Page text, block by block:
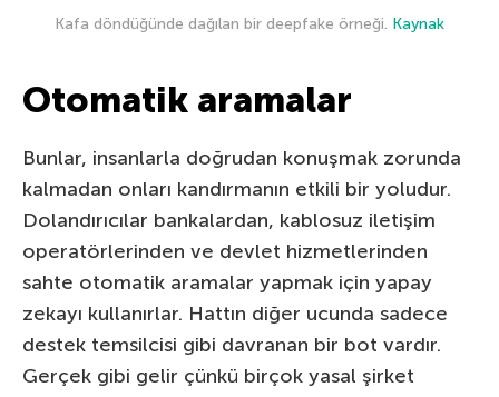
Kafa döndüğünde dağılan bir deepfake örneği. Kaynak
Otomatik aramalar
Bunlar, insanlarla doğrudan konuşmak zorunda
kalmadan onları kandırmanın etkili bir yoludur.
Dolandırıcılar bankalardan, kablosuz iletişim
operatörlerinden ve devlet hizmetlerinden
sahte otomatik aramalar yapmak için yapay
zekayı kullanırlar. Hattın diğer ucunda sadece
destek temsilcisi gibi davranan bir bot vardır.
Gerçek gibi gelir çünkü birçok yasal şirket